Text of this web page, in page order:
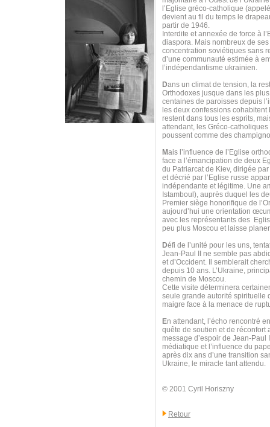
l’Eglise gréco-catholique
devient au fil du temps le
partir de 1946.
Interdite et annexée de force à
diaspora. Mais nombreux de
concentration soviétiques sans
d’une communauté estimée à
l’indépendantisme ukrainien.
Dans un climat de tension, la
Orthodoxes jusque dans les
centaines de paroisses depuis
les deux confessions
restent dans tous les esprits,
attendant, les Gréco-
poussent comme des
Mais l’influence de l’Eglise
face a l’émancipation de deux
du Patriarcat de Kiev, dirigée
et décrié par l’Eglise russe
indépendante et légitime. Une
Istamboul), auprès duquel les
Premier siège honorifique de
aujourd’hui une orientation
avec les représentants des
peu plus Moscou et laisse
Défi de l’unité pour les uns,
Jean-Paul II ne semble pas
et d’Occident. Il semblerait
depuis 10 ans. L’Ukraine,
chemin de Moscou.
Cette visite déterminera
seule grande autorité spirituelle
maigre face à la menace de
En attendant, l’écho rencontré
quête de soutien et de réconfort
message d’espoir de Jean-
médiatique et l’influence du
après dix ans d’une transition
Ukraine, le miracle tant attendu.
© 2001 Cyril Horiszny
Retour